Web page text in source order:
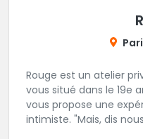
Rouge est un atelier
vous situé dans le 19e
vous propose une
intimiste. "Mais, dis nous, pourquoi un atelier privé